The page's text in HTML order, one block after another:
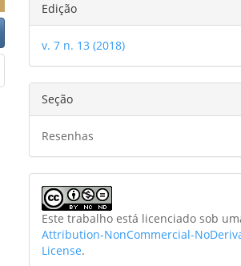
Edição
v. 7 n. 13 (2018)
Seção
Resenhas
Este trabalho está licenciado sob
Attribution-NonCommercial-
License.